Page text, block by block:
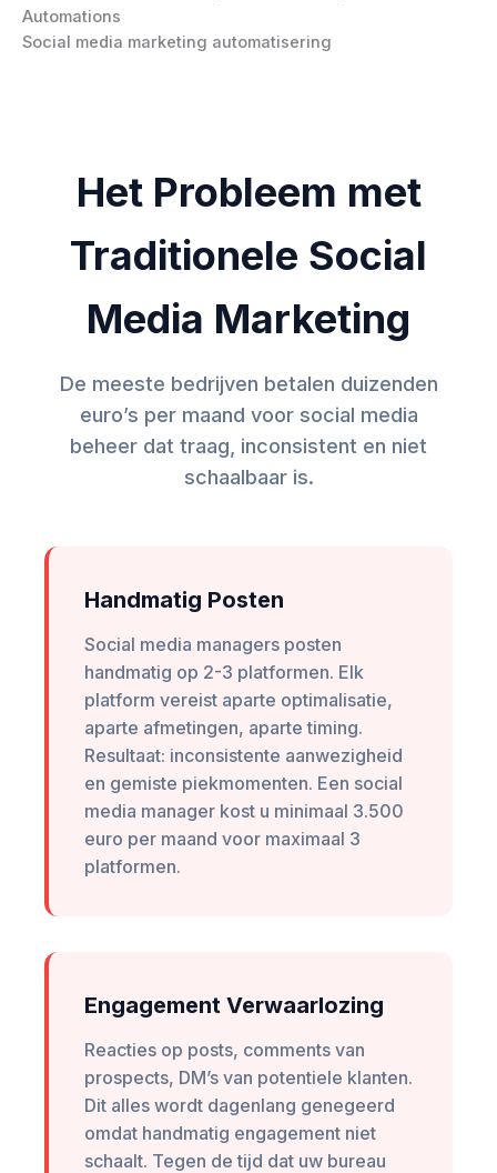
Social media marketing automatisering
Het Probleem met
Traditionele Social
Media Marketing
De meeste bedrijven betalen duizenden
euro’s per maand voor social media
beheer dat traag, inconsistent en niet
schaalbaar is.
Handmatig Posten
Social media managers posten
handmatig op 2-3 platformen. Elk
platform vereist aparte optimalisatie,
aparte afmetingen, aparte timing.
Resultaat: inconsistente aanwezigheid
en gemiste piekmomenten. Een social
media manager kost u minimaal 3.500
euro per maand voor maximaal 3
platformen.
Engagement Verwaarlozing
Reacties op posts, comments van
prospects, DM’s van potentiele klanten.
Dit alles wordt dagenlang genegeerd
omdat handmatig engagement niet
schaalt. Tegen de tijd dat uw bureau